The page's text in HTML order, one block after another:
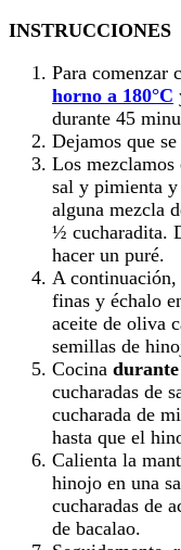
INSTRUCCIONES
Para comenzar
horno a 180°C
durante 45
Dejamos que
Los mezclamos
sal y pimienta
alguna mezcla
½ cucharadita.
hacer un puré.
A
finas y échalo
aceite de oliva
semillas de
Cocina
cucharadas de
cucharada de
hasta que el
Calienta la
hinojo en una
cucharadas de
de bacalao.